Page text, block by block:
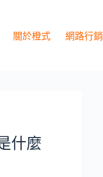
關於橙式 網路行銷
什麼